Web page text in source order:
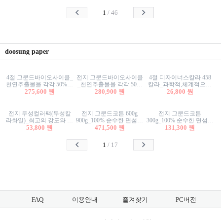
1 /46
doosung paper
4절 그문드바이오사이클_
천연추출물을 각각 50%이
상 함유한 친환경그래픽
275,600 원
전지 그문드바이오사이클
_천연추출물을 각각 50%
이상 함유한 친환경그래
280,900 원
4절 디자이너스칼라 458
칼라_과학적,체계적으로
분류된 200색을 갖춘 색지
26,800 원
전지 두성컬러팩(두성칼
라화일)_최고의 강도와 평
활성을 지닌 다양한 컬러
53,800 원
전지 그문드코튼 600g
900g_100% 순수한 면섬유
로 만든 친환경프리미엄
471,500 원
전지 그문드코튼
300g_100% 순수한 면섬유
로 만든 친환경프리미엄
131,300 원
1 / 17
FAQ 이용안내 즐겨찾기 PC버전